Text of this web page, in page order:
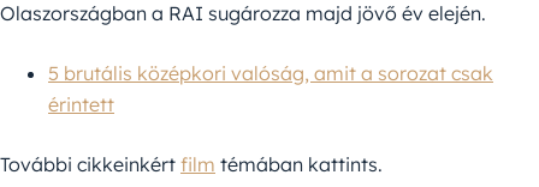
Olaszországban a RAI sugározza majd jövő év elején.
5 brutális középkori valóság, amit a sorozat csak
érintett
További cikkeinkért film témában kattints.